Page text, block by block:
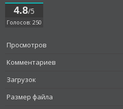
4.8/5
Голосов: 250
Просмотров
Комментариев
Загрузок
Размер файла